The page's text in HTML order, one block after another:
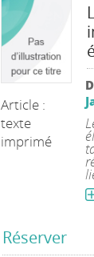
Article :
texte
imprimé
Réserver